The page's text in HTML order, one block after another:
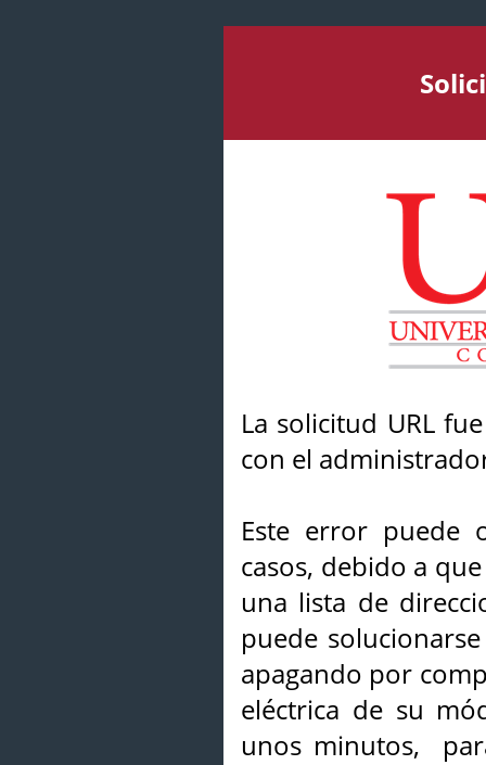
La solicitud URL
con el
Este error puede
casos, debido a
una lista de
puede
apagando por
eléctrica de su
unos minutos,